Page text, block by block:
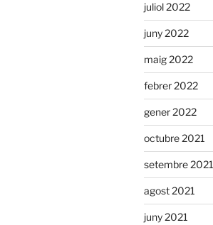
juliol 2022
juny 2022
maig 2022
febrer 2022
gener 2022
octubre 2021
setembre 2021
agost 2021
juny 2021